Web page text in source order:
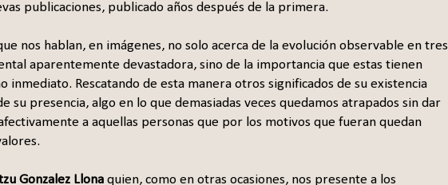
publicaciones, publicado años después de la primera.
nos hablan, en imágenes, no solo acerca de la evolución observable en tres
aparentemente devastadora, sino de la importancia que estas tienen
inmediato. Rescatando de esta manera otros significados de su existencia
su presencia, algo en lo que demasiadas veces quedamos atrapados sin dar
a aquellas personas que por los motivos que fueran quedan
Gonzalez Llona quien, como en otras ocasiones, nos presente a los